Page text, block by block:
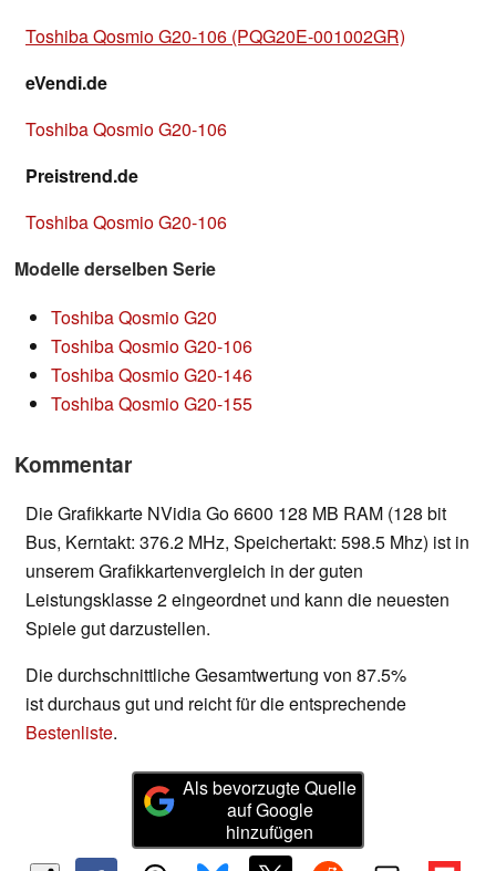
Toshiba Qosmio G20-106 (PQG20E-001002GR)
eVendi.de
Toshiba Qosmio G20-106
Preistrend.de
Toshiba Qosmio G20-106
Modelle derselben Serie
Toshiba Qosmio G20
Toshiba Qosmio G20-106
Toshiba Qosmio G20-146
Toshiba Qosmio G20-155
Kommentar
Die Grafikkarte NVidia Go 6600 128 MB RAM (128 bit
Bus, Kerntakt: 376.2 MHz, Speichertakt: 598.5 Mhz) ist in
unserem Grafikkartenvergleich in der guten
Leistungsklasse 2 eingeordnet und kann die neuesten
Spiele gut darzustellen.
Die durchschnittliche Gesamtwertung von 87.5%
ist durchaus gut und reicht für die entsprechende
Bestenliste.
Als bevorzugte Quelle
auf Google
hinzufügen